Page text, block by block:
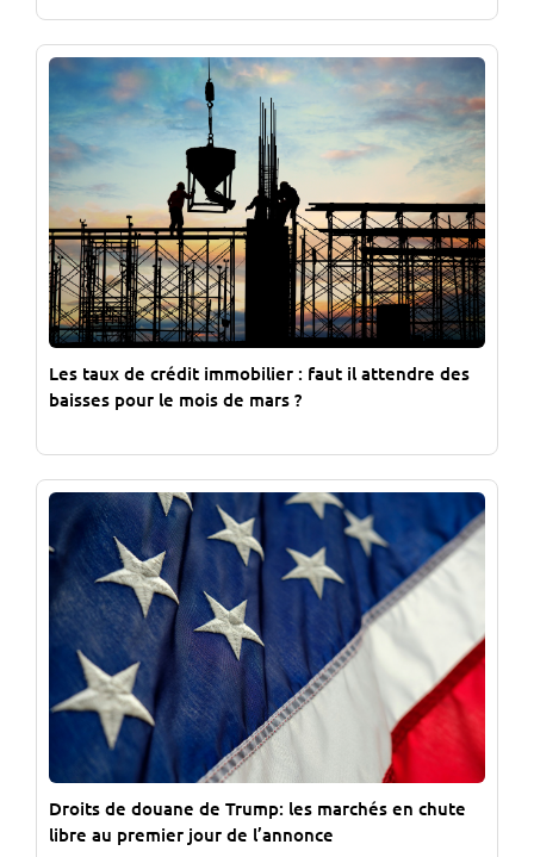
Les taux de crédit immobilier : faut il attendre des
baisses pour le mois de mars ?
Droits de douane de Trump: les marchés en chute
libre au premier jour de l’annonce